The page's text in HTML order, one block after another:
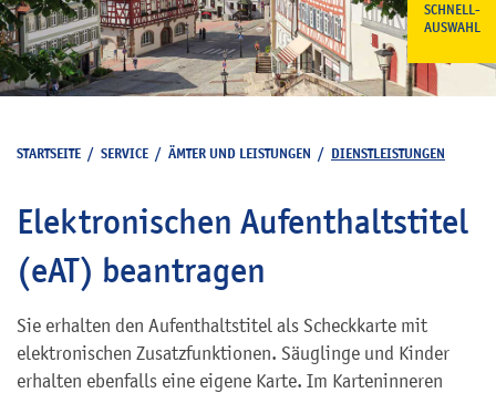
SCHNELL-
AUSWAHL
STARTSEITE / SERVICE / ÄMTER UND LEISTUNGEN / DIENSTLEISTUNGEN
Elektronischen Aufenthaltstitel
(eAT) beantragen
Sie erhalten den Aufenthaltstitel als Scheckkarte mit
elektronischen Zusatzfunktionen. Säuglinge und Kinder
erhalten ebenfalls eine eigene Karte. Im Karteninneren